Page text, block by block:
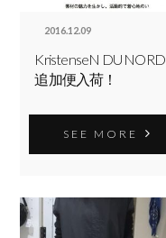
2016.12.09
KristenseN DU NORD
追加便入荷！
SEE MORE